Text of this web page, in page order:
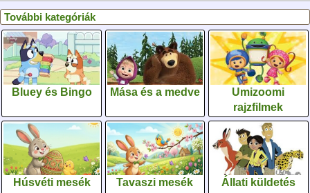
További kategóriák
Bluey és Bingo Mása és a medve
Umizoomi
rajzfilmek
Húsvéti mesék Tavaszi mesék Állati küldetés